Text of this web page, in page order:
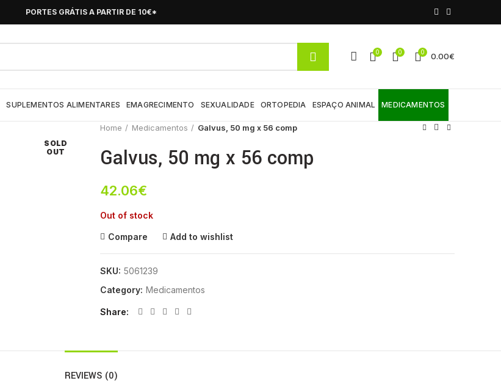
PORTES GRÁTIS A PARTIR DE 10€*
0 0 0 0.00€
SUPLEMENTOS ALIMENTARES EMAGRECIMENTO SEXUALIDADE ORTOPEDIA ESPAÇO ANIMAL MEDICAMENTOS
SOLD
OUT
Home
Medicamentos Galvus, 50 mg x 56 comp
Galvus, 50 mg x 56 comp
42.06€
Out of stock
Compare Add to wishlist
SKU: 5061239
Category: Medicamentos
Share
REVIEWS (0)